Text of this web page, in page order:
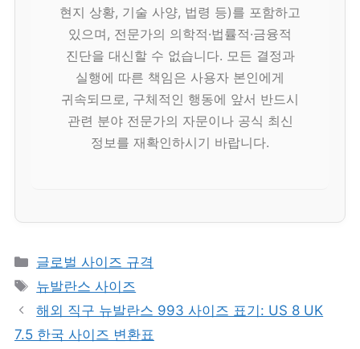
현지 상황, 기술 사양, 법령 등)를 포함하고
있으며, 전문가의 의학적·법률적·금융적
진단을 대신할 수 없습니다. 모든 결정과
실행에 따른 책임은 사용자 본인에게
귀속되므로, 구체적인 행동에 앞서 반드시
관련 분야 전문가의 자문이나 공식 최신
정보를 재확인하시기 바랍니다.
카
테
고
리
글로벌 사이즈 규격
태
그
뉴발란스 사이즈
해외 직구 뉴발란스 993 사이즈 표기: US 8 UK
7.5 한국 사이즈 변환표